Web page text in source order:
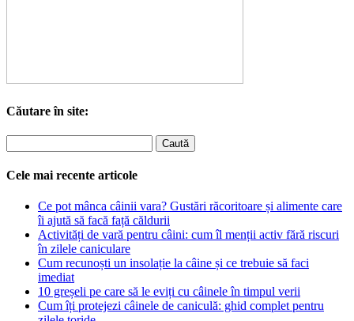
Căutare în site:
Cele mai recente articole
Ce pot mânca câinii vara? Gustări răcoritoare și alimente care
îi ajută să facă față căldurii
Activități de vară pentru câini: cum îl menții activ fără riscuri
în zilele caniculare
Cum recunoști un insolație la câine și ce trebuie să faci
imediat
10 greșeli pe care să le eviți cu câinele în timpul verii
Cum îți protejezi câinele de caniculă: ghid complet pentru